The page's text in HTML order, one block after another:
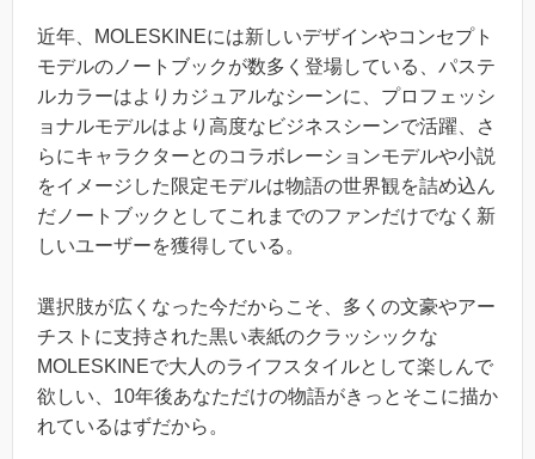
近年、MOLESKINEには新しいデザインやコンセプト
モデルのノートブックが数多く登場している、パステ
ルカラーはよりカジュアルなシーンに、プロフェッシ
ョナルモデルはより高度なビジネスシーンで活躍、さ
らにキャラクターとのコラボレーションモデルや小説
をイメージした限定モデルは物語の世界観を詰め込ん
だノートブックとしてこれまでのファンだけでなく新
しいユーザーを獲得している。
選択肢が広くなった今だからこそ、多くの文豪やアー
チストに支持された黒い表紙のクラッシックな
MOLESKINEで大人のライフスタイルとして楽しんで
欲しい、10年後あなただけの物語がきっとそこに描か
れているはずだから。